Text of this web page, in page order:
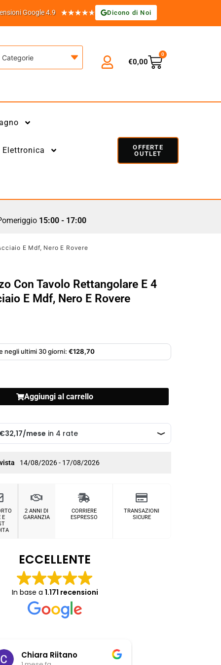
Google 4.9 ★★★★★ Dicono di Noi
Categorie €0,00
0
Elettronica
OFFERTE
OUTLET
15:00 - 17:00
E Mdf, Nero E Rovere
Con Tavolo Rettangolare E 4
E Mdf, Nero E Rovere
negli ultimi 30 giorni: €128,70
Aggiungi al carrello
14/08/2026 - 17/08/2026
E
2 ANNI DI
GARANZIA
CORRIERE
ESPRESSO
TRANSAZIONI
SICURE
ECCELLENTE
In base a 1.171 recensioni
Chiara Riitano